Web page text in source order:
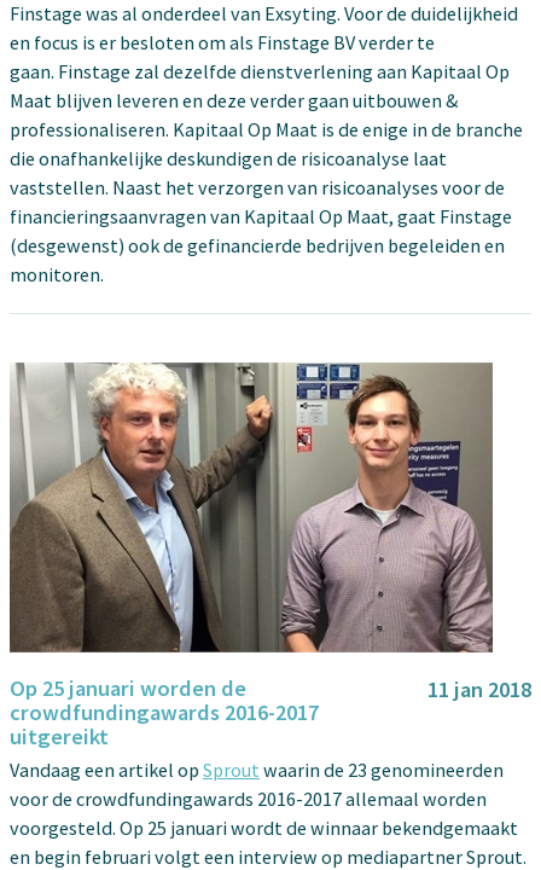
Finstage was al onderdeel van Exsyting. Voor de duidelijkheid
en focus is er besloten om als Finstage BV verder te
gaan. Finstage zal dezelfde dienstverlening aan Kapitaal Op
Maat blijven leveren en deze verder gaan uitbouwen &
professionaliseren. Kapitaal Op Maat is de enige in de branche
die onafhankelijke deskundigen de risicoanalyse laat
vaststellen. Naast het verzorgen van risicoanalyses voor de
financieringsaanvragen van Kapitaal Op Maat, gaat Finstage
(desgewenst) ook de gefinancierde bedrijven begeleiden en
monitoren.
11 jan 2018
Op 25 januari worden de
crowdfundingawards 2016-2017
uitgereikt
Vandaag een artikel op Sprout waarin de 23 genomineerden
voor de crowdfundingawards 2016-2017 allemaal worden
voorgesteld. Op 25 januari wordt de winnaar bekendgemaakt
en begin februari volgt een interview op mediapartner Sprout.